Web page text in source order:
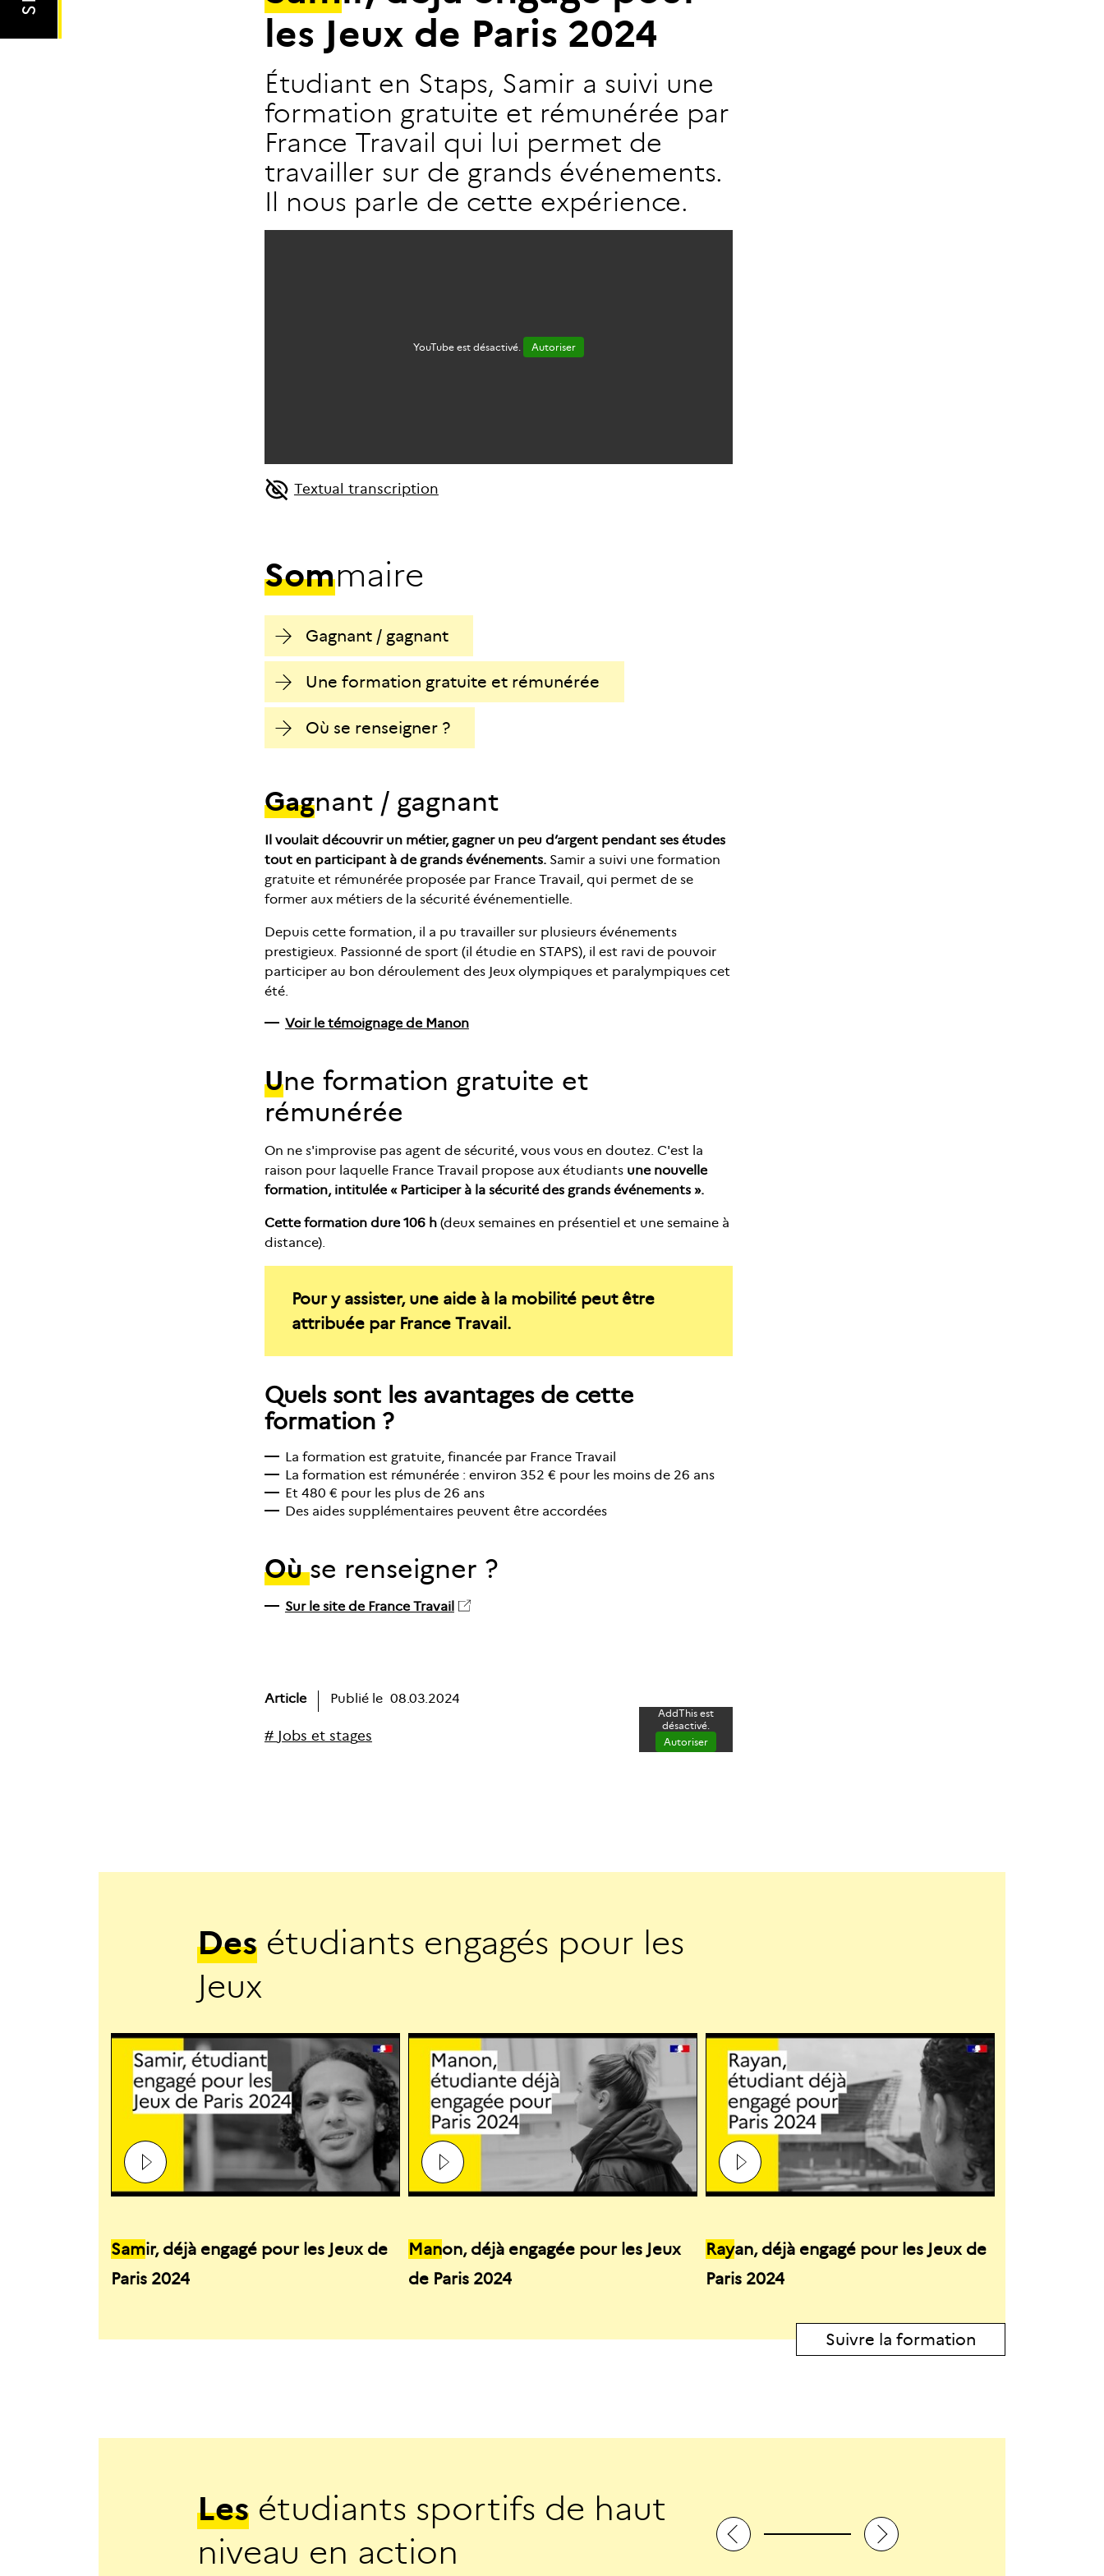
les Jeux de Paris 2024
Étudiant en Staps, Samir a suivi une
formation gratuite et rémunérée par
France Travail qui lui permet de
travailler sur de grands événements.
Il nous parle de cette expérience.
YouTube est désactivé. Autoriser
Textual transcription
Sommaire
Gagnant / gagnant
Une formation gratuite et rémunérée
Où se renseigner ?
Gagnant / gagnant
Il voulait découvrir un métier, gagner un peu d’argent pendant ses études
tout en participant à de grands événements. Samir a suivi une formation
gratuite et rémunérée proposée par France Travail, qui permet de se
former aux métiers de la sécurité événementielle.
Depuis cette formation, il a pu travailler sur plusieurs événements
prestigieux. Passionné de sport (il étudie en STAPS), il est ravi de pouvoir
participer au bon déroulement des Jeux olympiques et paralympiques cet
été.
Voir le témoignage de Manon
Une formation gratuite et
rémunérée
On ne s'improvise pas agent de sécurité, vous vous en doutez. C'est la
raison pour laquelle France Travail propose aux étudiants une nouvelle
formation, intitulée « Participer à la sécurité des grands événements ».
Cette formation dure 106 h(deux semaines en présentiel et une semaine à
distance).
Pour y assister, une aide à la mobilité peut être
attribuée par France Travail.
Quels sont les avantages de cette
formation ?
La formation est gratuite, financée par France Travail
La formation est rémunérée : environ 352 € pour les moins de 26 ans
Et 480 € pour les plus de 26 ans
Des aides supplémentaires peuvent être accordées
Oùse renseigner ?
Sur le site de France Travail
Article Publié le 08.03.2024
# Jobs et stages
AddThis est
désactivé.
Autoriser
Des étudiants engagés pour les
Jeux
Samir, déjà engagé pour les Jeux de
Paris 2024
Manon, déjà engagée pour les Jeux
de Paris 2024
Rayan, déjà engagé pour les Jeux de
Paris 2024
Suivre la formation
Les étudiants sportifs de haut
niveau en action